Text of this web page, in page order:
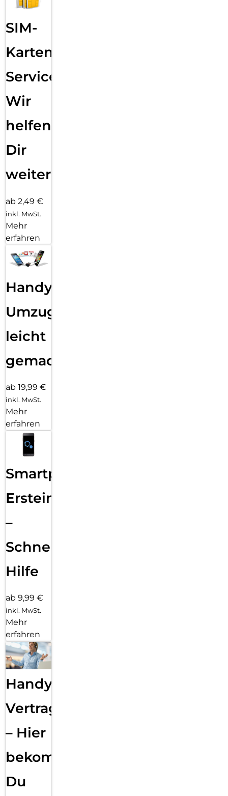
SIM-
Karten
Service:
Wir
helfen
Dir
weiter
ab 2,49 €
inkl. MwSt.
Mehr
erfahren
Handy
Umzug
leicht
gemacht!
ab 19,99 €
inkl. MwSt.
Mehr
erfahren
Smartphone
Ersteinrichtung
–
Schnelle
Hilfe
ab 9,99 €
inkl. MwSt.
Mehr
erfahren
Handy
Vertragsabwicklung
– Hier
bekommst
Du